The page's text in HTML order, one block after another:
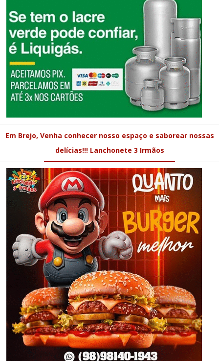
Em Brejo, Venha conhecer nosso espaço e saborear nossas
delícias!!! Lanchonete 3 Irmãos